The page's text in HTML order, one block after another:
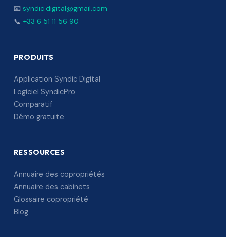
📧 syndic.digital@gmail.com
📞 +33 6 51 11 56 90
PRODUITS
Application Syndic Digital
Logiciel SyndicPro
Comparatif
Démo gratuite
RESSOURCES
Annuaire des copropriétés
Annuaire des cabinets
Glossaire copropriété
Blog